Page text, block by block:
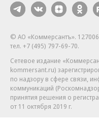
© АО «Коммерсантъ».
тел. +7 (495) 797-69-70.
Сетевое издание
kommersant.ru)
по надзору в сфере связи,
коммуникаций
принятия решения о
от 11 октября 2019 г.